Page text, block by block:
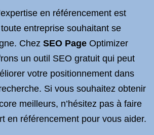
en référencement est
entreprise souhaitant se
Chez SEO Page Optimizer
un outil SEO gratuit qui peut
votre positionnement dans
Si vous souhaitez obtenir
meilleurs, n’hésitez pas à faire
en référencement pour vous aider.